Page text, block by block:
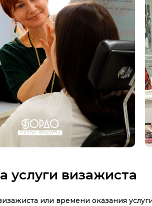
услуги визажиста
или времени оказания